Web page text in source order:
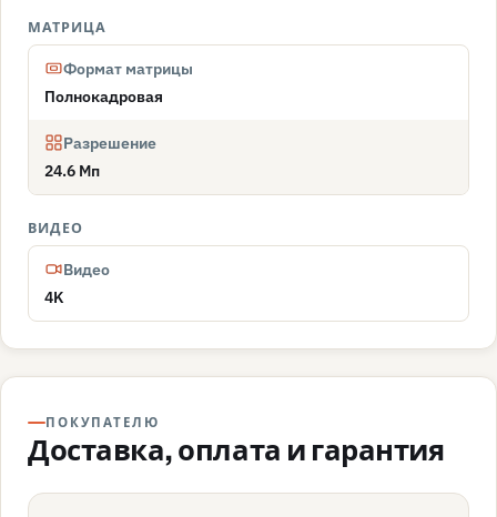
МАТРИЦА
Формат матрицы
Полнокадровая
Разрешение
24.6 Мп
ВИДЕО
Видео
4K
ПОКУПАТЕЛЮ
Доставка, оплата и гарантия